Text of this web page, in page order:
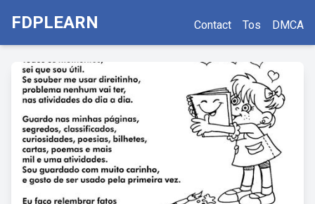
FDPLEARN Contact Tos DMCA